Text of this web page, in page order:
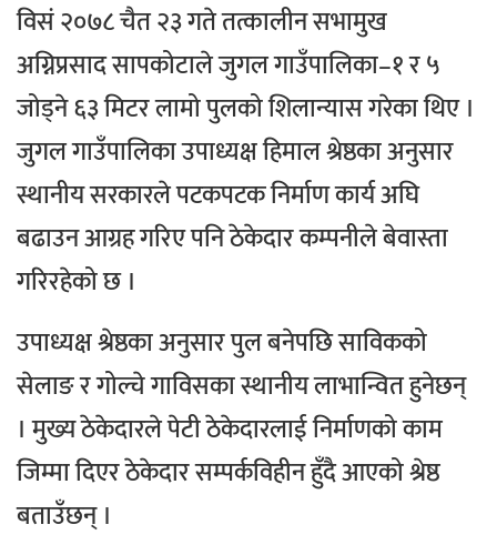
विसं २०७८ चैत २३ गते तत्कालीन सभामुख
अग्निप्रसाद सापकोटाले जुगल गाउँपालिका–१ र ५
जोड्ने ६३ मिटर लामो पुलको शिलान्यास गरेका थिए ।
जुगल गाउँपालिका उपाध्यक्ष हिमाल श्रेष्ठका अनुसार
स्थानीय सरकारले पटकपटक निर्माण कार्य अघि
बढाउन आग्रह गरिए पनि ठेकेदार कम्पनीले बेवास्ता
गरिरहेको छ ।
उपाध्यक्ष श्रेष्ठका अनुसार पुल बनेपछि साविकको
सेलाङ र गोल्चे गाविसका स्थानीय लाभान्वित हुनेछन्
। मुख्य ठेकेदारले पेटी ठेकेदारलाई निर्माणको काम
जिम्मा दिएर ठेकेदार सम्पर्कविहीन हुँदै आएको श्रेष्ठ
बताउँछन् ।